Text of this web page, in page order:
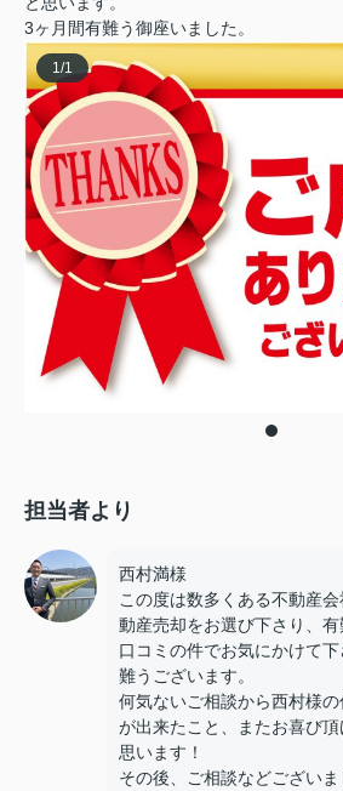
3ヶ月間有難う御座いました。
1 /1
担当者より
西村満様
この度は数多くある不動産
動産売却をお選び下さり、有
口コミの件でお気にかけて
難うございます。
何気ないご相談から西村様
が出来たこと、またお喜び頂
思います！
その後、ご相談などござい